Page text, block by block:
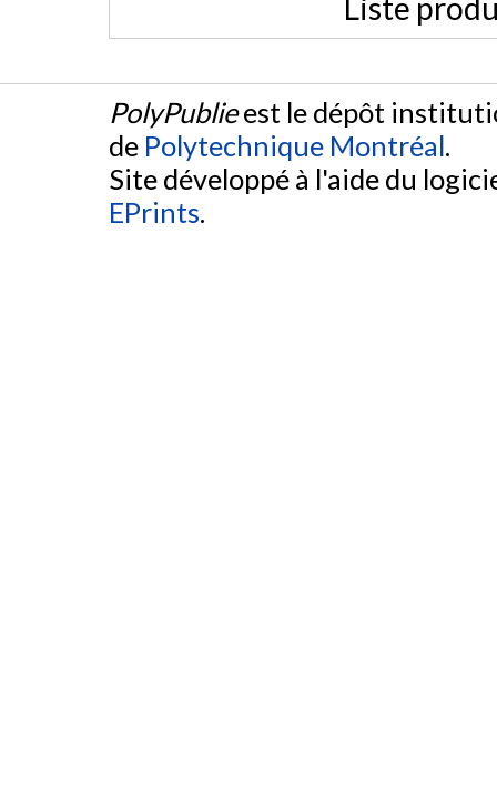
Liste
PolyPublieest le dépôt
de Polytechnique Montréal.
Site développé à l'aide du
EPrints.